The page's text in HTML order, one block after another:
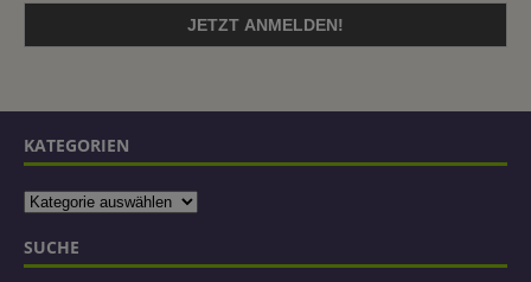
KATEGORIEN
SUCHE